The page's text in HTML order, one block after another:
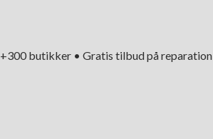
butikker • Gratis tilbud på reparation